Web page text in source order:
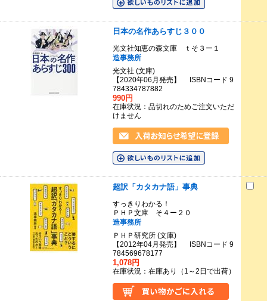
日本の名作あらすじ３００
光文社知恵の森文庫 ｔそ３ー１
造事務所
光文社 (文庫)
【2020年06月発売】 ISBNコード 9
784334787882
990円
在庫状況：品切れのためご注文いただ
けません
超訳「カタカナ語」事典
すっきりわかる！
ＰＨＰ文庫 そ４ー２０
造事務所
ＰＨＰ研究所 (文庫)
【2012年04月発売】 ISBNコード 9
784569678177
1,078円
在庫状況：在庫あり（1～2日で出荷）